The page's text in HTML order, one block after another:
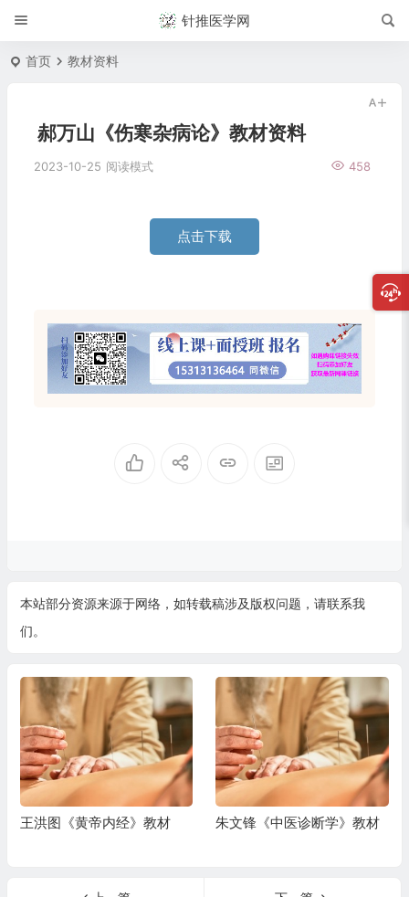
针推医学网
首页 教材资料
郝万山《伤寒杂病论》教材资料
2023-10-25 458
阅读模式
点击下载
本站部分资源来源于网络，如转载稿涉及版权问题，请联系我
们。
王洪图《黄帝内经》教材 朱文锋《中医诊断学》教材